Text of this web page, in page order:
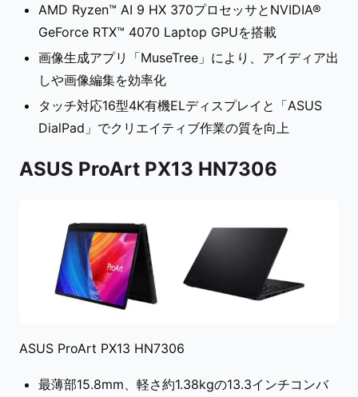
AMD Ryzen™ AI 9 HX 370プロセッサとNVIDIA®
GeForce RTX™ 4070 Laptop GPUを搭載
画像生成アプリ「MuseTree」により、アイディア出
しや画像編集を効率化
タッチ対応16型4K有機ELディスプレイと「ASUS
DialPad」でクリエイティブ作業の質を向上
ASUS ProArt PX13 HN7306
ASUS ProArt PX13 HN7306
最薄部15.8mm、軽さ約1.38kgの13.3インチコンバ